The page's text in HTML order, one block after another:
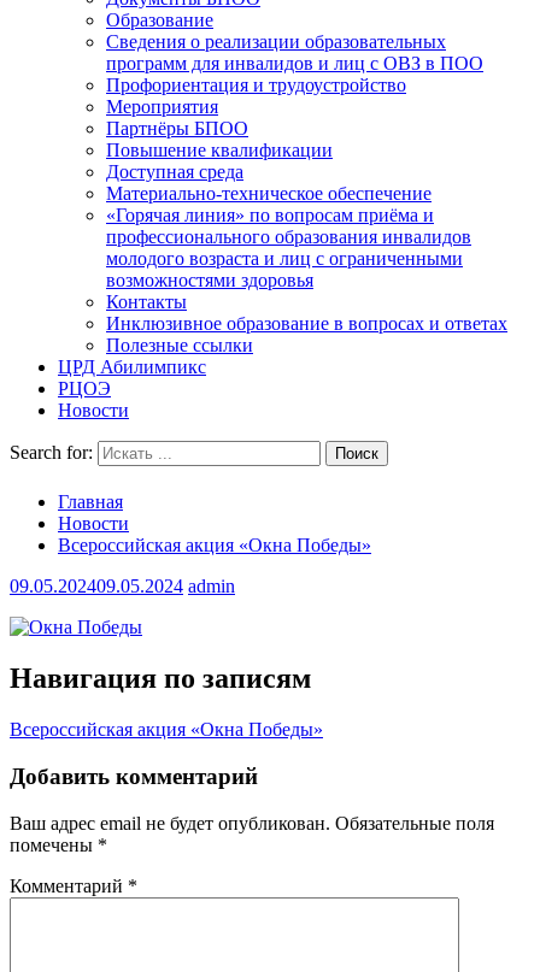
Образование
Сведения о реализации образовательных
программ для инвалидов и лиц с ОВЗ в ПОО
Профориентация и трудоустройство
Мероприятия
Партнёры БПОО
Повышение квалификации
Доступная среда
Материально-техническое обеспечение
«Горячая линия» по вопросам приёма и
профессионального образования инвалидов
молодого возраста и лиц с ограниченными
возможностями здоровья
Контакты
Инклюзивное образование в вопросах и ответах
Полезные ссылки
ЦРД Абилимпикс
РЦОЭ
Новости
Search for:
Главная
Новости
Всероссийская акция «Окна Победы»
09.05.202409.05.2024 admin
Навигация по записям
Всероссийская акция «Окна Победы»
Добавить комментарий
Ваш адрес email не будет опубликован. Обязательные поля
помечены *
Комментарий *